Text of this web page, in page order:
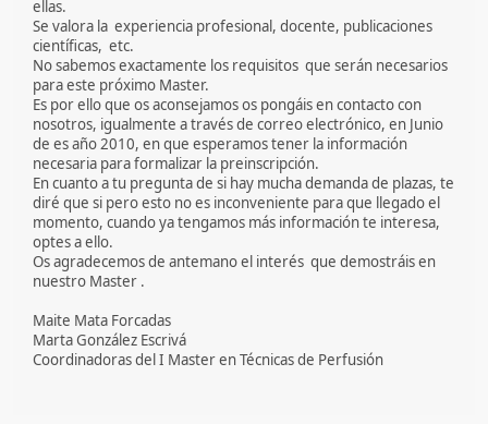
ellas.
Se valora la experiencia profesional, docente, publicaciones
científicas, etc.
No sabemos exactamente los requisitos que serán necesarios
para este próximo Master.
Es por ello que os aconsejamos os pongáis en contacto con
nosotros, igualmente a través de correo electrónico, en Junio
de es año 2010, en que esperamos tener la información
necesaria para formalizar la preinscripción.
En cuanto a tu pregunta de si hay mucha demanda de plazas, te
diré que si pero esto no es inconveniente para que llegado el
momento, cuando ya tengamos más información te interesa,
optes a ello.
Os agradecemos de antemano el interés que demostráis en
nuestro Master .
Maite Mata Forcadas
Marta González Escrivá
Coordinadoras del I Master en Técnicas de Perfusión